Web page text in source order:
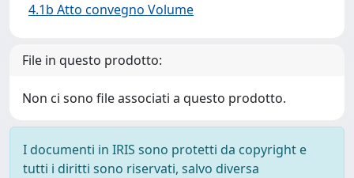
4.1b Atto convegno Volume
File in questo prodotto:
Non ci sono file associati a questo prodotto.
I documenti in IRIS sono protetti da copyright e
tutti i diritti sono riservati, salvo diversa